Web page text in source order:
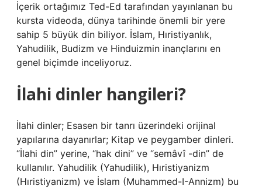
İçerik ortağımız Ted-Ed tarafından yayınlanan bu
kursta videoda, dünya tarihinde önemli bir yere
sahip 5 büyük din biliyor. İslam, Hıristiyanlık,
Yahudilik, Budizm ve Hinduizmin inançlarını en
genel biçimde inceliyoruz.
İlahi dinler hangileri?
İlahi dinler; Esasen bir tanrı üzerindeki orijinal
yapılarına dayanırlar; Kitap ve peygamber dinleri.
“İlahi din” yerine, “hak dini” ve “semâvî -din” de
kullanılır. Yahudilik (Yahudilik), Hıristiyanizm
(Hıristiyanizm) ve İslam (Muhammed-I-Annizm) bu